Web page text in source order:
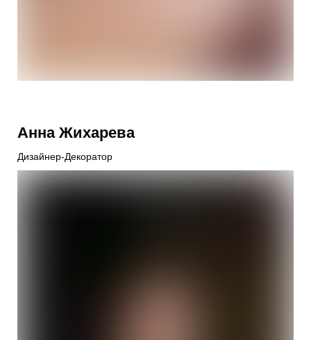
Анна Жихарева
Дизайнер-Декоратор